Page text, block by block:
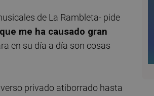
de La Rambleta- pide
me ha causado gran
en su día a día son cosas
privado atiborrado hasta